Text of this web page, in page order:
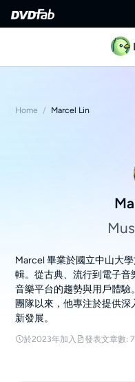
Home / Marcel Lin
Marcel 畢業於國立中山大
輯。從古典、流行到電子
音樂平台的趨勢與用戶體驗
團隊以來，他專注於提供
新發展。
於2023年加入 發表文章數: 7